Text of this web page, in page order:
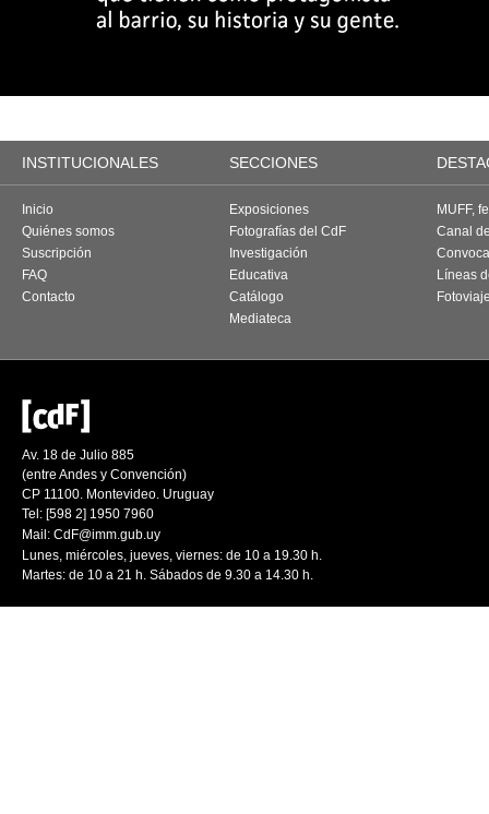
INSTITUCIONALES SECCIONES
Inicio
Quiénes somos
Suscripción
FAQ
Contacto
Exposiciones
Fotografías del CdF
Investigación
Educativa
Catálogo
Mediateca
MUFF,
Canal
Líneas
Av. 18 de Julio 885
(entre Andes y Convención)
CP 11100. Montevideo. Uruguay
Tel: [598 2] 1950 7960
Mail: CdF@imm.gub.uy
Lunes, miércoles, jueves, viernes: de 10 a 19.30 h.
Martes: de 10 a 21 h. Sábados de 9.30 a 14.30 h.